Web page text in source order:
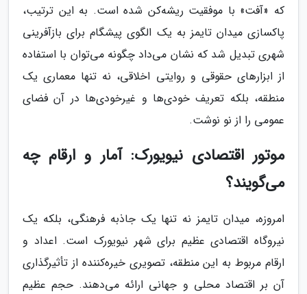
که «آفت» با موفقیت ریشه‌کن شده است. به این ترتیب،
پاکسازی میدان تایمز به یک الگوی پیشگام برای بازآفرینی
شهری تبدیل شد که نشان می‌داد چگونه می‌توان با استفاده
از ابزارهای حقوقی و روایتی اخلاقی، نه تنها معماری یک
منطقه، بلکه تعریف خودی‌ها و غیرخودی‌ها در آن فضای
عمومی را از نو نوشت.
موتور اقتصادی نیویورک: آمار و ارقام چه
می‌گویند؟
امروزه، میدان تایمز نه تنها یک جاذبه فرهنگی، بلکه یک
نیروگاه اقتصادی عظیم برای شهر نیویورک است. اعداد و
ارقام مربوط به این منطقه، تصویری خیره‌کننده از تأثیرگذاری
آن بر اقتصاد محلی و جهانی ارائه می‌دهند. حجم عظیم